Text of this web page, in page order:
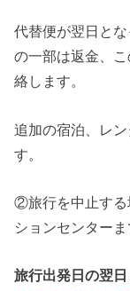
代替便が翌日と
の一部は返金、
絡します。
追加の宿泊、レ
す。
②旅行を中止する
ションセンターま
旅行出発日の翌日